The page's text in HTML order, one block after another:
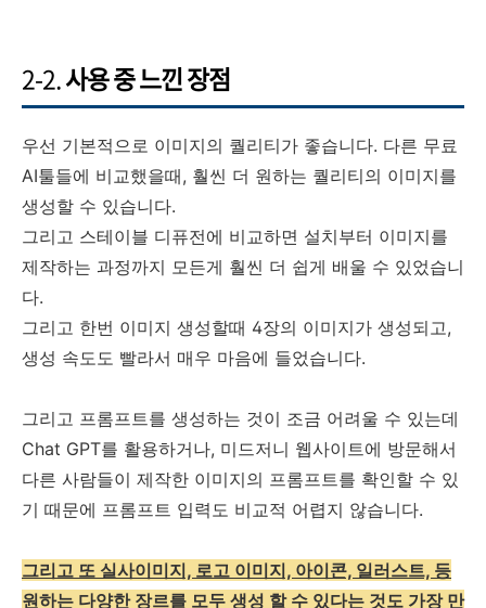
2-2.사용 중 느낀 장점
우선 기본적으로 이미지의 퀄리티가 좋습니다. 다른 무료
AI툴들에 비교했을때, 훨씬 더 원하는 퀄리티의 이미지를
생성할 수 있습니다.
그리고 스테이블 디퓨전에 비교하면 설치부터 이미지를
제작하는 과정까지 모든게 훨씬 더 쉽게 배울 수 있었습니
다.
그리고 한번 이미지 생성할때 4장의 이미지가 생성되고,
생성 속도도 빨라서 매우 마음에 들었습니다.
그리고 프롬프트를 생성하는 것이 조금 어려울 수 있는데
Chat GPT를 활용하거나, 미드저니 웹사이트에 방문해서
다른 사람들이 제작한 이미지의 프롬프트를 확인할 수 있
기 때문에 프롬프트 입력도 비교적 어렵지 않습니다.
그리고 또 실사이미지, 로고 이미지, 아이콘, 일러스트, 등
원하는 다양한 장르를 모두 생성 할 수 있다는 것도 가장 만